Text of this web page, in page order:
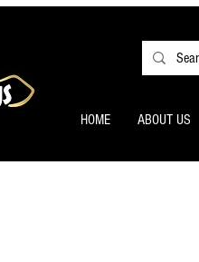
HOME ABOUT US